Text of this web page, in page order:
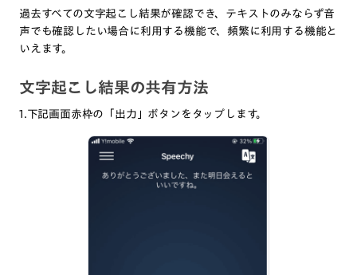
過去すべての文字起こし結果が確認でき、テキストのみならず音
声でも確認したい場合に利用する機能で、頻繁に利用する機能と
いえます。
文字起こし結果の共有方法
1.下記画面赤枠の「出力」ボタンをタップします。